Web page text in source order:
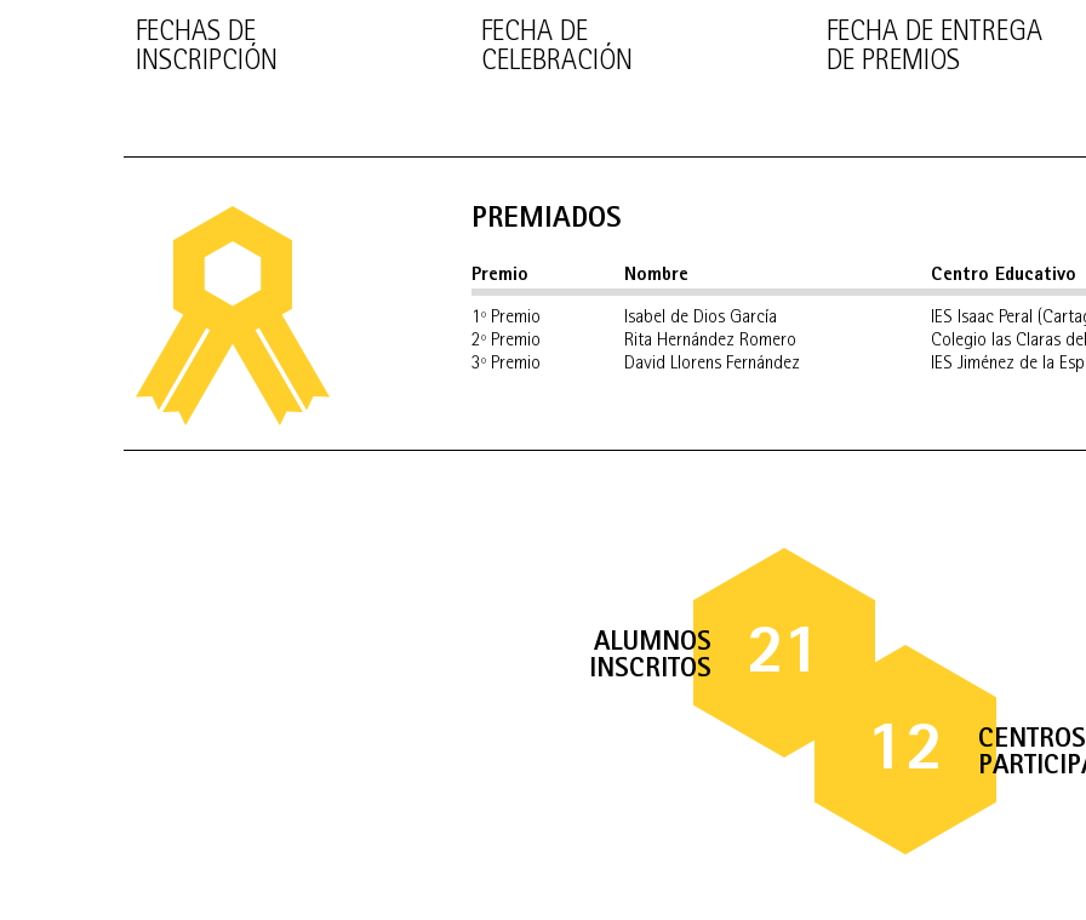
FECHAS DE
INSCRIPCIÓN
FECHA DE
CELEBRACIÓN
FECHA DE ENTREGA
DE PREMIOS
PREMIADOS
Premio Nombre Centro Educativo
1º Premio Isabel de Dios García
IES Isaac Peral
2º Premio
Rita Hernández Romero
Colegio las Claras
3º Premio
David Llorens Fernández IES Jiménez de la
21
ALUMNOS
INSCRITOS
12
CENTROS